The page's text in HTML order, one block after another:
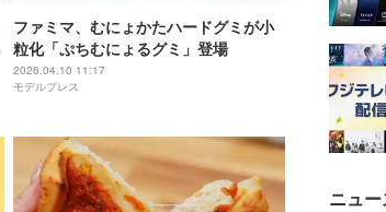
ファミマ、むにょかたハードグミが小
粒化「ぷちむにょるグミ」登場
2026.04.10 11:17
モデルプレス
ニュ